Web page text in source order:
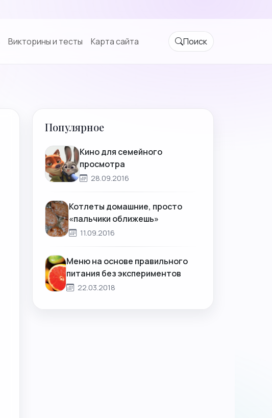
Викторины и тесты Карта сайта Поиск
Популярное
Кино для семейного
просмотра
28.09.2016
Котлеты домашние, просто
«пальчики оближешь»
11.09.2016
Меню на основе правильного
питания без экспериментов
22.03.2018